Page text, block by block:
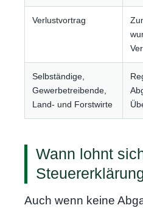
Verlustvortrag
Selbständige,
Gewerbetreibende,
Land- und Forstwirte
Wann lohnt
Auch wenn keine